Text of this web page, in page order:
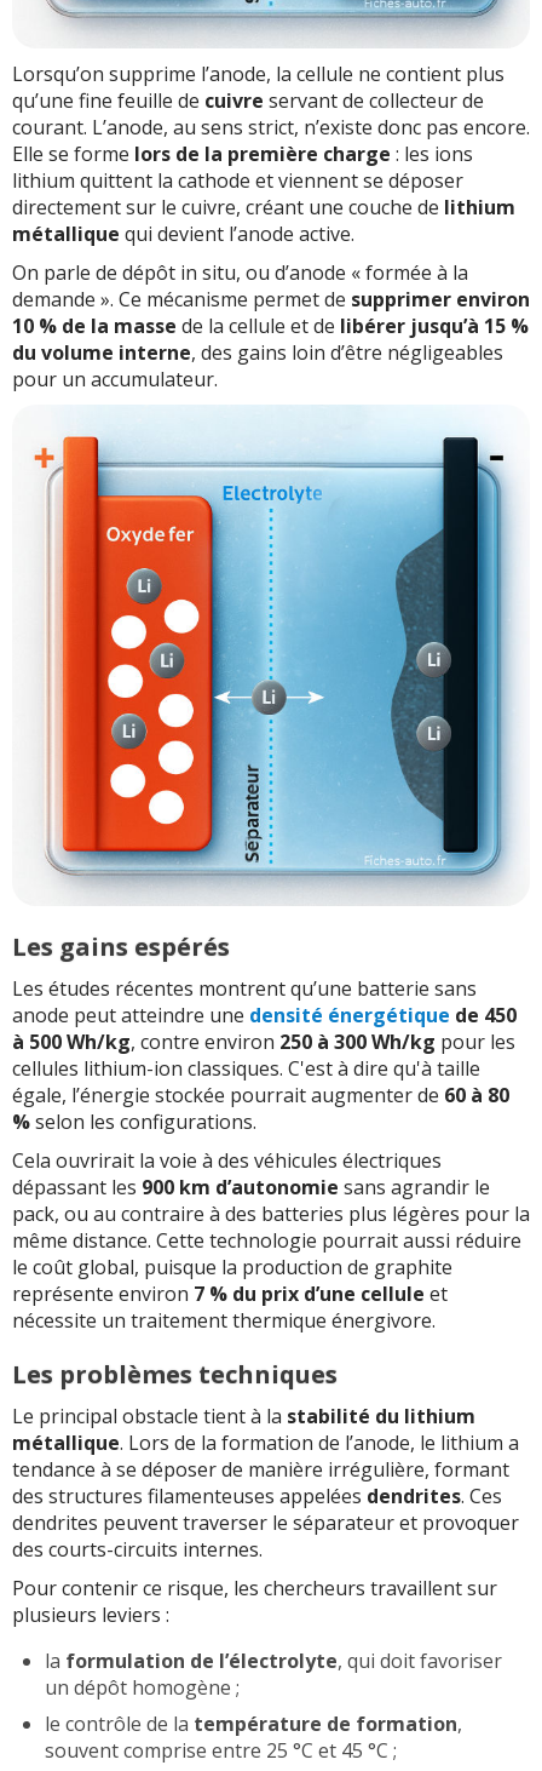
Lorsqu’on supprime l’anode, la cellule ne contient plus
qu’une fine feuille de cuivre servant de collecteur de
courant. L’anode, au sens strict, n’existe donc pas encore.
Elle se forme lors de la première charge : les ions
lithium quittent la cathode et viennent se déposer
directement sur le cuivre, créant une couche de lithium
métallique qui devient l’anode active.
On parle de dépôt in situ, ou d’anode « formée à la
demande ». Ce mécanisme permet de supprimer environ
10 % de la masse de la cellule et de libérer jusqu’à 15 %
du volume interne, des gains loin d’être négligeables
pour un accumulateur.
Les gains espérés
Les études récentes montrent qu’une batterie sans
anode peut atteindre une densité énergétique de 450
à 500 Wh/kg, contre environ 250 à 300 Wh/kg pour les
cellules lithium-ion classiques. C'est à dire qu'à taille
égale, l’énergie stockée pourrait augmenter de 60 à 80
%selon les configurations.
Cela ouvrirait la voie à des véhicules électriques
dépassant les 900 km d’autonomie sans agrandir le
pack, ou au contraire à des batteries plus légères pour la
même distance. Cette technologie pourrait aussi réduire
le coût global, puisque la production de graphite
représente environ 7 % du prix d’une cellule et
nécessite un traitement thermique énergivore.
Les problèmes techniques
Le principal obstacle tient à la stabilité du lithium
métallique. Lors de la formation de l’anode, le lithium a
tendance à se déposer de manière irrégulière, formant
des structures filamenteuses appelées dendrites. Ces
dendrites peuvent traverser le séparateur et provoquer
des courts-circuits internes.
Pour contenir ce risque, les chercheurs travaillent sur
plusieurs leviers :
la formulation de l’électrolyte, qui doit favoriser
un dépôt homogène ;
le contrôle de la température de formation,
souvent comprise entre 25 °C et 45 °C ;